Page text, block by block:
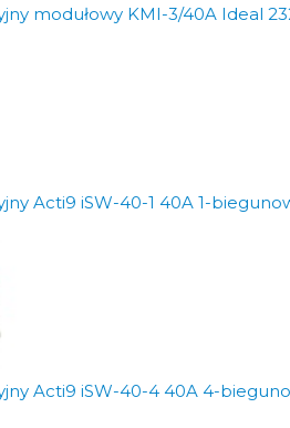
modułowy KMI-3/40A Ideal
Acti9 iSW-40-1 40A 1-
Acti9 iSW-40-4 40A 4-